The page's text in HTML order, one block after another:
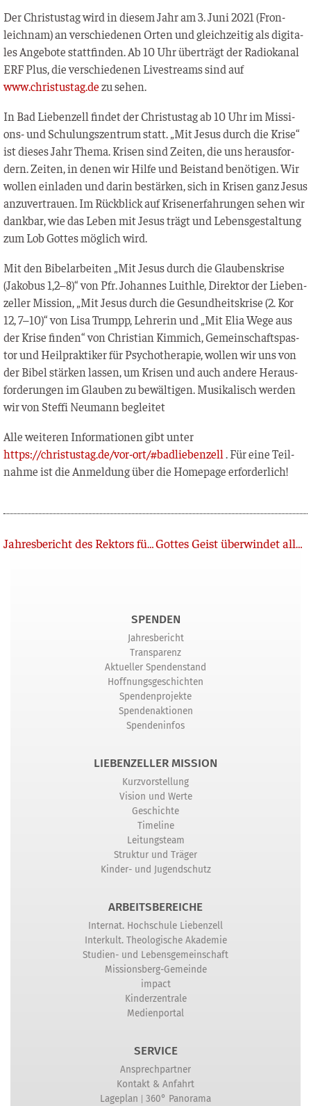
Der Chris­tus­tag wird in die­sem Jahr am 3. Juni 2021 (Fron­
leich­nam) an ver­schie­de­nen Orten und gleich­zei­tig als digi­ta­
les Ange­bo­te statt­fin­den. Ab 10 Uhr über­trägt der Radio­ka­nal
ERF Plus, die ver­schie­de­nen Live­streams sind auf
www.christustag.dezu sehen.
In Bad Lie­ben­zell fin­det der Chris­tus­tag ab 10 Uhr im Mis­si­
ons- und Schu­lungs­zen­trum statt. „Mit Jesus durch die Kri­se“
ist die­ses Jahr The­ma. Kri­sen sind Zei­ten, die uns her­aus­for­
dern. Zei­ten, in denen wir Hil­fe und Bei­stand benö­ti­gen. Wir
wol­len ein­la­den und dar­in bestär­ken, sich in Kri­sen ganz Jesus
anzu­ver­trau­en. Im Rück­blick auf Kri­sen­er­fah­run­gen sehen wir
dank­bar, wie das Leben mit Jesus trägt und Lebens­ge­stal­tung
zum Lob Got­tes mög­lich wird.
Mit den Bibel­ar­bei­ten „Mit Jesus durch die Glau­bens­kri­se
(Jako­bus 1,2–8)“ von Pfr. Johan­nes Luith­le, Direk­tor der Lie­ben­
zel­ler Mis­si­on, „Mit Jesus durch die Gesund­heits­kri­se (2. Kor
12, 7–10)“ von Lisa Trumpp, Leh­re­rin und „Mit Elia Wege aus
der Kri­se fin­den“ von Chris­ti­an Kim­mich, Gemein­schafts­pas­
tor und Heil­prak­ti­ker für Psy­cho­the­ra­pie, wol­len wir uns von
der Bibel stär­ken las­sen, um Kri­sen und auch ande­re Her­aus­
for­de­run­gen im Glau­ben zu bewäl­ti­gen. Musi­ka­lisch wer­den
wir von Stef­fi Neu­mann begleitet
Alle wei­te­ren Infor­ma­tio­nen gibt unter
https://christustag.de/vor-ort/#badliebenzell . Für eine Teil­
nah­me ist die Anmel­dung über die Home­page erforderlich!
Zurück Jahresbericht des Rektors für 2020/2021 Gottes Geist überwindet alle Grenzen – bis heute
SPENDEN
Jahresbericht
Transparenz
Aktueller Spendenstand
Hoffnungsgeschichten
Spendenprojekte
Spendenaktionen
Spendeninfos
LIEBENZELLER MISSION
Kurzvorstellung
Vision und Werte
Geschichte
Timeline
Leitungsteam
Struktur und Träger
Kinder- und Jugendschutz
ARBEITSBEREICHE
Internat. Hochschule Liebenzell
Interkult. Theologische Akademie
Studien- und Lebensgemeinschaft
Missionsberg-Gemeinde
impact
Kinderzentrale
Medienportal
SERVICE
Ansprechpartner
Kontakt & Anfahrt
Lageplan | 360° Panorama